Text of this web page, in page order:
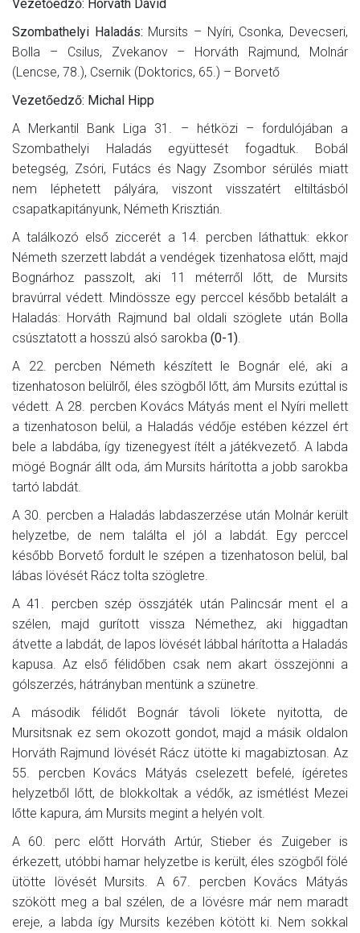
Vezetőedző: Horváth Dávid
Szombathelyi Haladás: Mursits – Nyíri, Csonka, Devecseri,
Bolla – Csilus, Zvekanov – Horváth Rajmund, Molnár
(Lencse, 78.), Csernik (Doktorics, 65.) – Borvető
Vezetőedző: Michal Hipp
A Merkantil Bank Liga 31. – hétközi – fordulójában a
Szombathelyi Haladás együttesét fogadtuk. Bobál
betegség, Zsóri, Futács és Nagy Zsombor sérülés miatt
nem léphetett pályára, viszont visszatért eltiltásból
csapatkapitányunk, Németh Krisztián.
A találkozó első ziccerét a 14. percben láthattuk: ekkor
Németh szerzett labdát a vendégek tizenhatosa előtt, majd
Bognárhoz passzolt, aki 11 méterről lőtt, de Mursits
bravúrral védett. Mindössze egy perccel később betalált a
Haladás: Horváth Rajmund bal oldali szöglete után Bolla
csúsztatott a hosszú alsó sarokba (0-1).
A 22. percben Németh készített le Bognár elé, aki a
tizenhatoson belülről, éles szögből lőtt, ám Mursits ezúttal is
védett. A 28. percben Kovács Mátyás ment el Nyíri mellett
a tizenhatoson belül, a Haladás védője estében kézzel ért
bele a labdába, így tizenegyest ítélt a játékvezető. A labda
mögé Bognár állt oda, ám Mursits hárította a jobb sarokba
tartó labdát.
A 30. percben a Haladás labdaszerzése után Molnár került
helyzetbe, de nem találta el jól a labdát. Egy perccel
később Borvető fordult le szépen a tizenhatoson belül, bal
lábas lövését Rácz tolta szögletre.
A 41. percben szép összjáték után Palincsár ment el a
szélen, majd gurított vissza Némethez, aki higgadtan
átvette a labdát, de lapos lövését lábbal hárította a Haladás
kapusa. Az első félidőben csak nem akart összejönni a
gólszerzés, hátrányban mentünk a szünetre.
A második félidőt Bognár távoli lökete nyitotta, de
Mursitsnak ez sem okozott gondot, majd a másik oldalon
Horváth Rajmund lövését Rácz ütötte ki magabiztosan. Az
55. percben Kovács Mátyás cselezett befelé, ígéretes
helyzetből lőtt, de blokkoltak a védők, az ismétlést Mezei
lőtte kapura, ám Mursits megint a helyén volt.
A 60. perc előtt Horváth Artúr, Stieber és Zuigeber is
érkezett, utóbbi hamar helyzetbe is került, éles szögből fölé
ütötte lövését Mursits. A 67. percben Kovács Mátyás
szökött meg a bal szélen, de a lövésre már nem maradt
ereje, a labda így Mursits kezében kötött ki. Nem sokkal